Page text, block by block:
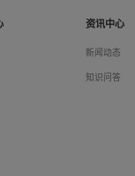
资讯中心
新闻动态
知识问答